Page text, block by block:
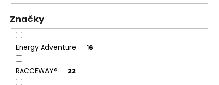
k
t
ů
Značky
Energy Adventure 16
RACCEWAY® 22
j
e
m
e